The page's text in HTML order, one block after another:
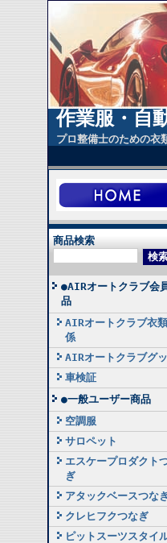
作業服・自
プロ整備士のための衣
商品検索
●AIRオートクラブ会
品
AIRオートクラブ衣
係
AIRオートクラブグ
車検証
●一般ユーザー商品
空調服
サロペット
エスケープロダクト
ぎ
アタックベースつな
クレヒフクつなぎ
ピットスーツスタイ